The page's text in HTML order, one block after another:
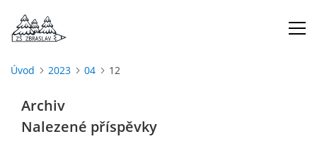
O NÁS
Úvod 2023 04 12
Archiv
Nalezené příspěvky